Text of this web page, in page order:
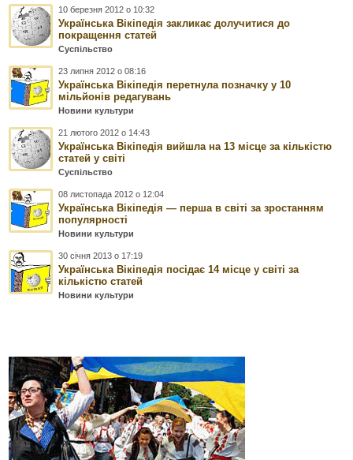
10 березня 2012 о 10:32
Українська Вікіпедія закликає долучитися до
покращення статей
Суспільство
23 липня 2012 о 08:16
Українська Вікіпедія перетнула позначку у 10
мільйонів редагувань
Новини культури
21 лютого 2012 о 14:43
Українська Вікіпедія вийшла на 13 місце за кількістю
статей у світі
Суспільство
08 листопада 2012 о 12:04
Українська Вікіпедія — перша в світі за зростанням
популярності
Новини культури
30 січня 2013 о 17:19
Українська Вікіпедія посідає 14 місце у світі за
кількістю статей
Новини культури